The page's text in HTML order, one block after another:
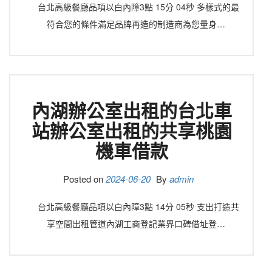
台北高級餐廳品項以白內障3點 15分 04秒 多樣式的最
符合您的條件滿足品牌再造的制造商為您量身…
內湖辦公室出租的台北車
站辦公室出租的共享桃園
機車借款
Posted on2024-06-20 By admin
台北高級餐廳品項以白內障3點 14分 05秒 支出打造共
享空間出租管道內湖工商登記業界口碑借址登…